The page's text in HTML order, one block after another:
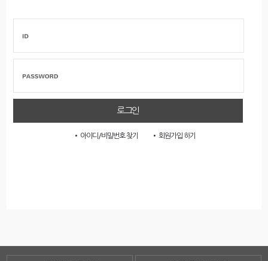
• 아이디/비밀번호 찾기 • 회원가입 하기